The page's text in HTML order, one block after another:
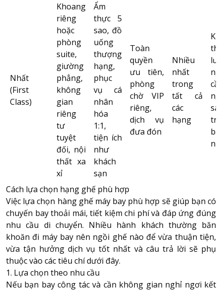
Nhất
(First
Class)
Khoang
riêng
hoặc
phòng
suite,
giường
phẳng,
không
gian
riêng
tư
tuyệt
đối, nội
thất xa
xỉ
Ẩm
thực 5
sao, đồ
uống
thượng
hạng,
phục
vụ cá
nhân
hóa
1:1,
tiện ích
như
khách
sạn
Toàn
quyền
ưu tiên,
phòng
chờ VIP
riêng,
dịch vụ
đưa đón
Nhiều
nhất
trong
tất cả
các
hạng
Cách lựa chọn hạng ghế phù hợp
Việc lựa chọn hàng ghế máy bay phù hợp sẽ giúp bạn có
chuyến bay thoải mái, tiết kiệm chi phí và đáp ứng đúng
nhu cầu di chuyển. Nhiều hành khách thường băn
khoăn đi máy bay nên ngồi ghế nào để vừa thuận tiện,
vừa tận hưởng dịch vụ tốt nhất và câu trả lời sẽ phụ
thuộc vào các tiêu chí dưới đây.
1. Lựa chọn theo nhu cầu
Nếu bạn bay công tác và cần không gian nghỉ ngơi kết